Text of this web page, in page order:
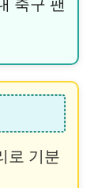
축구 팬
로 기분